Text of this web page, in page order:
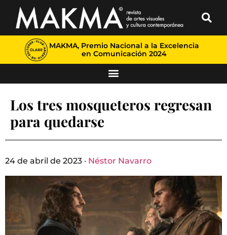
MAKMA, Premio Nacional a la Excelencia
en Comunicación 2024
Los tres mosqueteros regresan
para quedarse
24 de abril de 2023 · Néstor Navarro